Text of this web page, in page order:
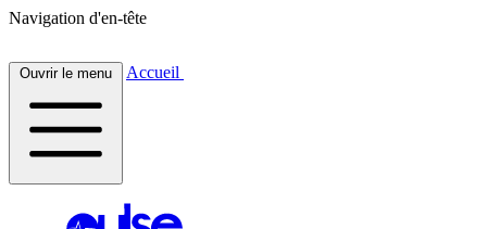
Navigation d'en-tête
Ouvrir le menu Accueil